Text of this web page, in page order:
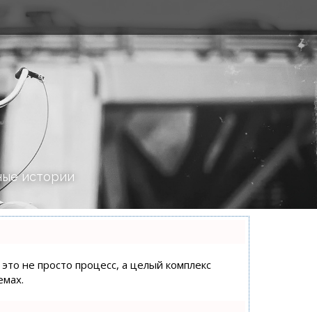
истории
не просто процесс, а целый комплекс